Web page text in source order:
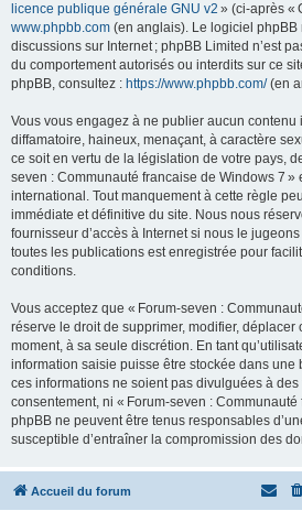
licence publique générale GNU v2 » (ci-après «
www.phpbb.com (en anglais). Le logiciel phpBB
discussions sur Internet ; phpBB Limited n’est
du comportement autorisés ou interdits sur ce
phpBB, consultez : https://www.phpbb.com/(en
Vous vous engagez à ne publier aucun
diffamatoire, haineux, menaçant, à caractère
ce soit en vertu de la législation de votre pays,
seven : Communauté francaise de Windows 7 »
international. Tout manquement à cette règle
immédiate et définitive du site. Nous nous
fournisseur d’accès à Internet si nous le
toutes les publications est enregistrée pour
conditions.
Vous acceptez que « Forum-seven :
réserve le droit de supprimer, modifier, déplacer
moment, à sa seule discrétion. En tant
information saisie puisse être stockée dans une
ces informations ne soient pas divulguées à des
consentement, ni « Forum-seven :
phpBB ne peuvent être tenus responsables
susceptible d’entraîner la compromission des
Accueil du forum